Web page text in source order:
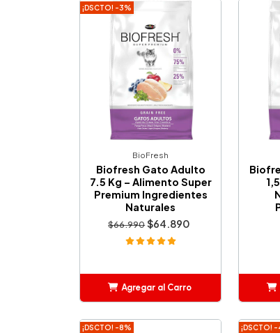
¡DSCTO! -3%
BioFresh
Biofresh Gato Adulto
7.5 Kg – Alimento Super
Premium Ingredientes
Naturales
$66.990$64.890
Agregar al Carro
¡DSCTO! -8% ¡DSCTO!